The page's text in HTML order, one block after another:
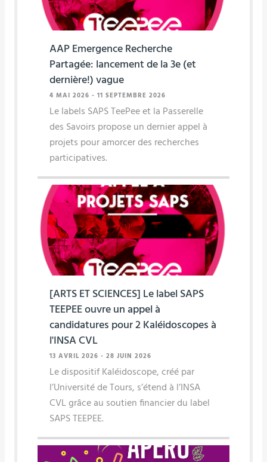
AAP Emergence Recherche
Partagée: lancement de la 3e (et
dernière!) vague
4 MAI 2026 - 11 SEPTEMBRE 2026
Le labels SAPS TeePee et la Passerelle
des Savoirs propose un dernier appel à
projets pour amorcer des recherches
participatives.
[ARTS ET SCIENCES] Le label SAPS
TEEPEE ouvre un appel à
candidatures pour 2 Kaléidoscopes à
l'INSA CVL
13 AVRIL 2026 - 28 JUIN 2026
Le dispositif Kaléidoscope, créé par
l’Université de Tours, s’étend à l’INSA
CVL grâce au soutien financier du label
SAPS TEEPEE.